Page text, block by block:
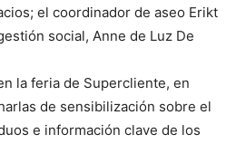
el coordinador de aseo Erikt
social, Anne de Luz De
la feria de Supercliente, en
de sensibilización sobre el
e información clave de los